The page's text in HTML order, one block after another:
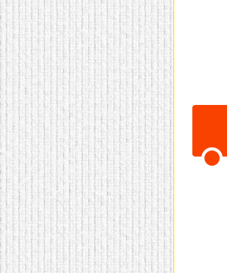
домашнем использовании.
Эта мебель имеет
некоторые преимущества
перед той же стенкой для
гостиной, к примеру,
поскольку она более
легкая и не загромождает
пространство. В спальне
этот предмет можно
поставить у изголовья
кровати, чтобы заполнить
пустующее там
место. Также стеллажи
очень часто используют в
качестве разграничителей
комнаты, например, на
рабочую зону и
пространство для отдыха.
Особенно это актуально
для однокомнатных
квартир.